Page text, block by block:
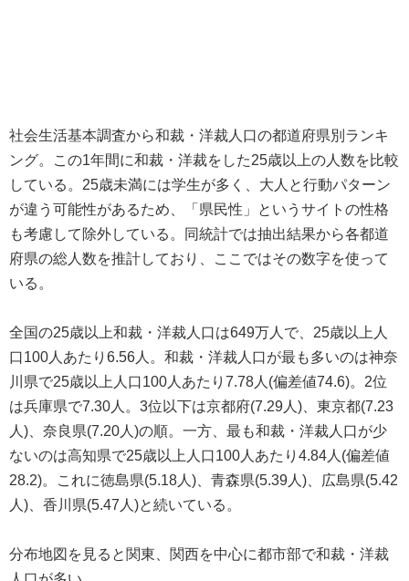
社会生活基本調査から和裁・洋裁人口の都道府県別ランキ
ング。この1年間に和裁・洋裁をした25歳以上の人数を比較
している。25歳未満には学生が多く、大人と行動パターン
が違う可能性があるため、「県民性」というサイトの性格
も考慮して除外している。同統計では抽出結果から各都道
府県の総人数を推計しており、ここではその数字を使って
いる。
全国の25歳以上和裁・洋裁人口は649万人で、25歳以上人
口100人あたり6.56人。和裁・洋裁人口が最も多いのは神奈
川県で25歳以上人口100人あたり7.78人(偏差値74.6)。2位
は兵庫県で7.30人。3位以下は京都府(7.29人)、東京都(7.23
人)、奈良県(7.20人)の順。一方、最も和裁・洋裁人口が少
ないのは高知県で25歳以上人口100人あたり4.84人(偏差値
28.2)。これに徳島県(5.18人)、青森県(5.39人)、広島県(5.42
人)、香川県(5.47人)と続いている。
分布地図を見ると関東、関西を中心に都市部で和裁・洋裁